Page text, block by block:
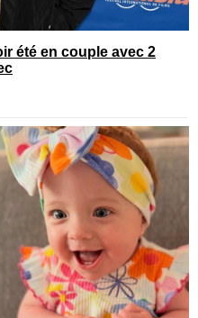
été en couple avec 2